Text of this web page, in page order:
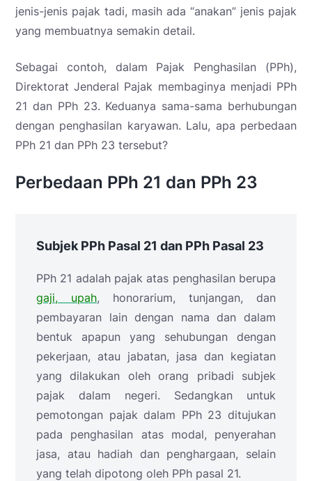
jenis-jenis pajak tadi, masih ada “anakan” jenis pajak
yang membuatnya semakin detail.
Sebagai contoh, dalam Pajak Penghasilan (PPh),
Direktorat Jenderal Pajak membaginya menjadi PPh
21 dan PPh 23. Keduanya sama-sama berhubungan
dengan penghasilan karyawan. Lalu, apa perbedaan
PPh 21 dan PPh 23 tersebut?
Perbedaan PPh 21 dan PPh 23
Subjek PPh Pasal 21 dan PPh Pasal 23
PPh 21 adalah pajak atas penghasilan berupa
gaji, upah, honorarium, tunjangan, dan
pembayaran lain dengan nama dan dalam
bentuk apapun yang sehubungan dengan
pekerjaan, atau jabatan, jasa dan kegiatan
yang dilakukan oleh orang pribadi subjek
pajak dalam negeri. Sedangkan untuk
pemotongan pajak dalam PPh 23 ditujukan
pada penghasilan atas modal, penyerahan
jasa, atau hadiah dan penghargaan, selain
yang telah dipotong oleh PPh pasal 21.